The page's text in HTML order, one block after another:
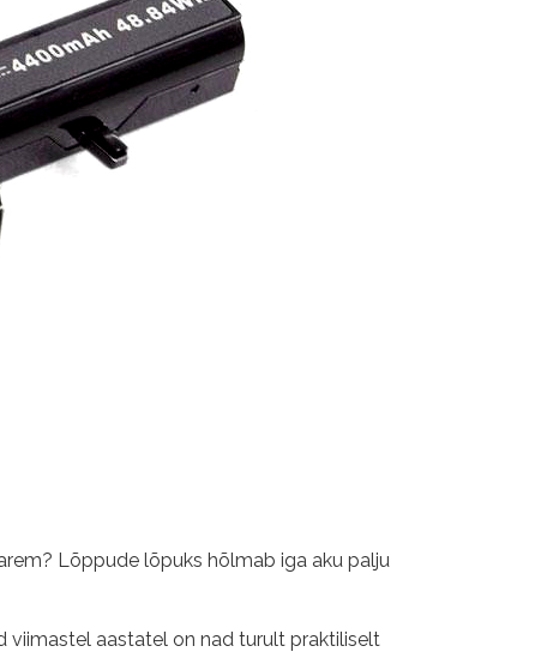
Lõppude lõpuks hõlmab iga aku palju
viimastel aastatel on nad turult praktiliselt